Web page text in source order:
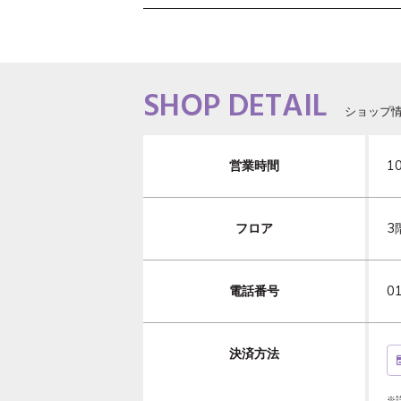
SHOP DETAIL ショップ
営業時間
フロア 3
電話番号
決済方法